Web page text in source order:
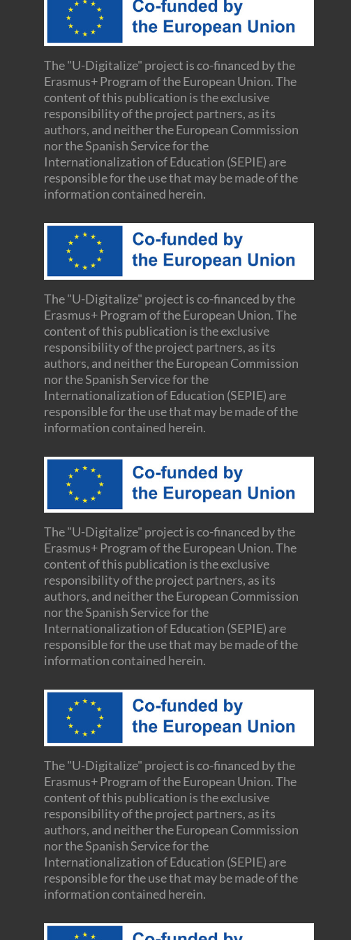
The "U-Digitalize" project is co-financed by the
Erasmus+ Program of the European Union. The
content of this publication is the exclusive
responsibility of the project partners, as its
authors, and neither the European Commission
nor the Spanish Service for the
Internationalization of Education (SEPIE) are
responsible for the use that may be made of the
information contained herein.
The "U-Digitalize" project is co-financed by the
Erasmus+ Program of the European Union. The
content of this publication is the exclusive
responsibility of the project partners, as its
authors, and neither the European Commission
nor the Spanish Service for the
Internationalization of Education (SEPIE) are
responsible for the use that may be made of the
information contained herein.
The "U-Digitalize" project is co-financed by the
Erasmus+ Program of the European Union. The
content of this publication is the exclusive
responsibility of the project partners, as its
authors, and neither the European Commission
nor the Spanish Service for the
Internationalization of Education (SEPIE) are
responsible for the use that may be made of the
information contained herein.
The "U-Digitalize" project is co-financed by the
Erasmus+ Program of the European Union. The
content of this publication is the exclusive
responsibility of the project partners, as its
authors, and neither the European Commission
nor the Spanish Service for the
Internationalization of Education (SEPIE) are
responsible for the use that may be made of the
information contained herein.